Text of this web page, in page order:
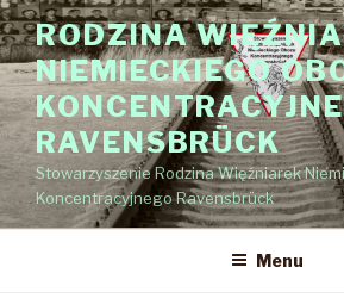
Przejdź
do
treści
RODZINA
NIEMIECKIEGO
RAVENSBRÜCK
Stowarzyszenie Rodzina Więźniarek
Koncentracyjnego Ravensbrück
Menu